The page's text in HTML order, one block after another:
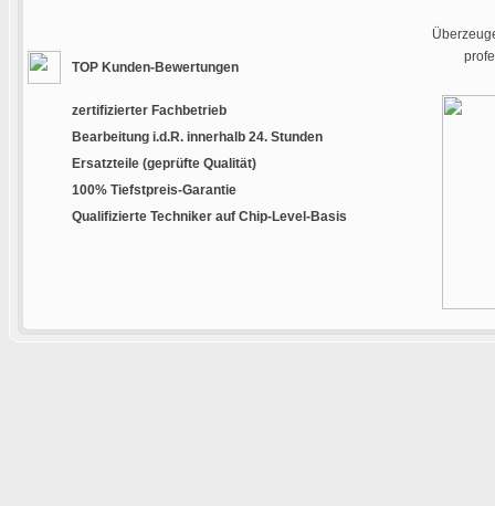
TOP Kunden-Bewertungen
zertifizierter Fachbetrieb
Bearbeitung i.d.R. innerhalb 24. Stunden
Ersatzteile (geprüfte Qualität)
100% Tiefstpreis-Garantie
Qualifizierte Techniker auf Chip-Level-Basis